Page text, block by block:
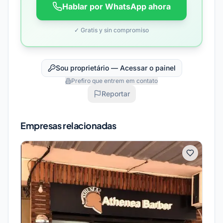
Hablar por WhatsApp ahora
✓ Gratis y sin compromiso
Sou proprietário — Acessar o painel
Prefiro que entrem em contato
Reportar
Empresas relacionadas